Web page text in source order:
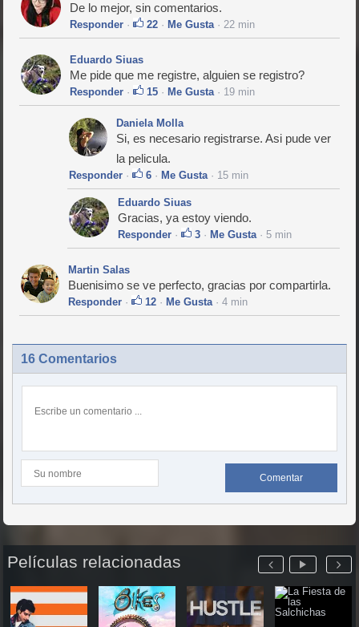
De lo mejor, sin comentarios.
Responder · 22 · Me Gusta· 22 min
Eduardo Siuas
Me pide que me registre, alguien se registro?
Responder · 15 · Me Gusta· 19 min
Daniela Molla
Si, es necesario registrarse. Asi pude ver
la pelicula.
Responder · 6 · Me Gusta· 15 min
Eduardo Siuas
Gracias, ya estoy viendo.
Responder · 3 · Me Gusta· 5 min
Martin Salas
Buenisimo se ve perfecto, gracias por compartirla.
Responder · 12 · Me Gusta· 4 min
16 Comentarios
Comentar
Películas relacionadas